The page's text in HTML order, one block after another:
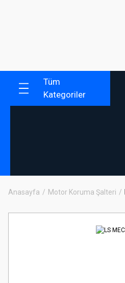
Tüm
Kategoriler
Anasayfa Motor Koruma Şalteri